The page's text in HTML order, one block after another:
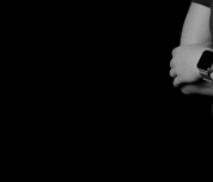
Laura